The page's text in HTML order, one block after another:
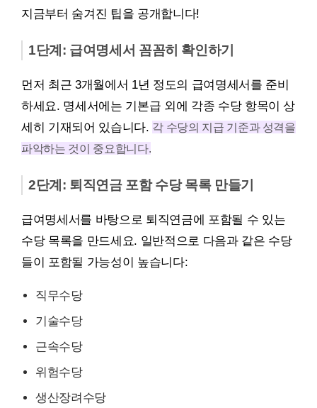
지금부터 숨겨진 팁을 공개합니다!
1단계: 급여명세서 꼼꼼히 확인하기
먼저 최근 3개월에서 1년 정도의 급여명세서를 준비
하세요. 명세서에는 기본급 외에 각종 수당 항목이 상
세히 기재되어 있습니다. 각 수당의 지급 기준과 성격을
파악하는 것이 중요합니다.
2단계: 퇴직연금 포함 수당 목록 만들기
급여명세서를 바탕으로 퇴직연금에 포함될 수 있는
수당 목록을 만드세요. 일반적으로 다음과 같은 수당
들이 포함될 가능성이 높습니다:
직무수당
기술수당
근속수당
위험수당
생산장려수당